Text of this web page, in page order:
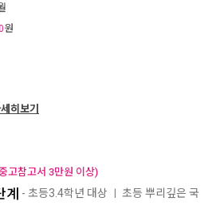
원
히보기
고참고서 3만원 이상)
- 초등3.4학년 대상 초등 뿌리깊은 국